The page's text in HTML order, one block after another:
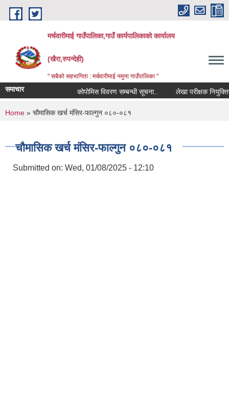
Skip to main content
मर्चवारीमाई गाउँपालिका,गाउँ कार्यपालिकाको कार्यालय
(खैरा,रुपन्देही)
" सबैको सहभागिता : मर्चवारीमाई नमुना गाउँपालिका "
समाचार कोपोमिस विवरण सम्बन्धी सूचना.. लेखा परीक्षक
You are here
Home » चौमासिक खर्च मंसिर-फाल्गुन ०८०-०८१
चौमासिक खर्च मंसिर-फाल्गुन ०८०-०८१
Submitted on: Wed, 01/08/2025 - 12:10